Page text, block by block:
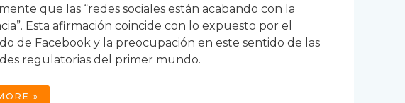
que las “redes sociales están acabando con la
Esta afirmación coincide con lo expuesto por el
de Facebook y la preocupación en este sentido de las
regulatorias del primer mundo.
»